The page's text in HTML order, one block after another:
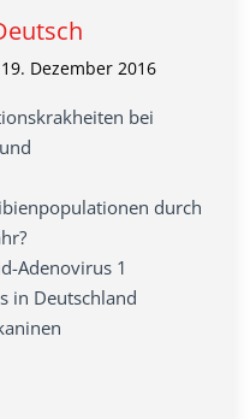
19. Dezember 2016
bei
durch
Adenovirus 1
in Deutschland